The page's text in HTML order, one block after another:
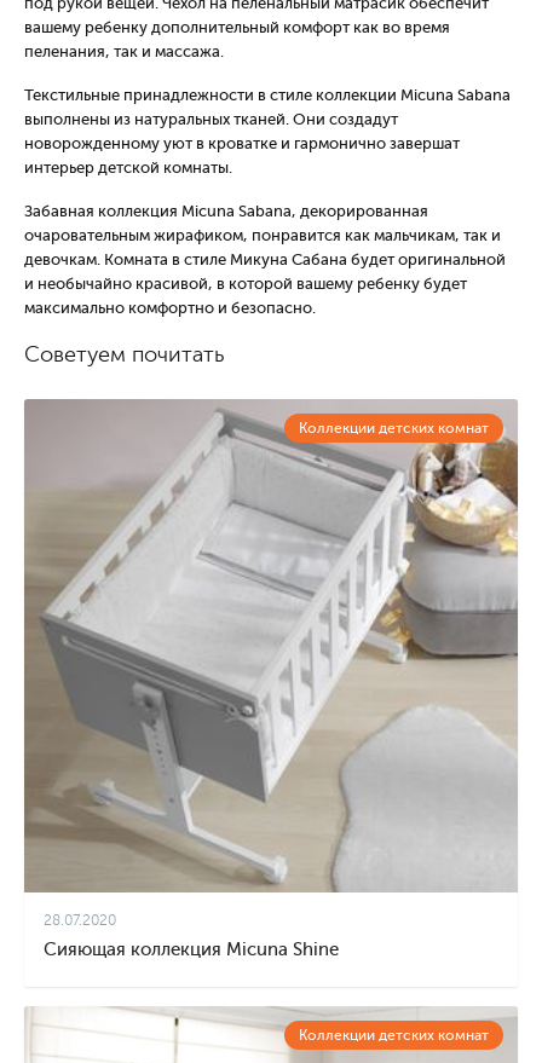
вашему ребенку дополнительный комфорт как во время
пеленания, так и массажа.
Текстильные принадлежности в стиле коллекции Micuna Sabana
выполнены из натуральных тканей. Они создадут
новорожденному уют в кроватке и гармонично завершат
интерьер детской комнаты.
Забавная коллекция Micuna Sabana, декорированная
очаровательным жирафиком, понравится как мальчикам, так и
девочкам. Комната в стиле Микуна Сабана будет оригинальной
и необычайно красивой, в которой вашему ребенку будет
максимально комфортно и безопасно.
Советуем почитать
Коллекции детских комнат
28.07.2020
Сияющая коллекция Micuna Shine
Коллекции детских комнат